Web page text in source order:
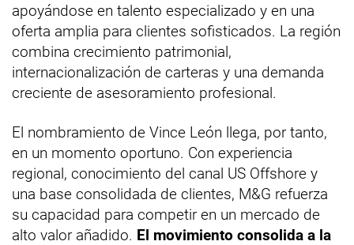
apoyándose en talento especializado y en una
oferta amplia para clientes sofisticados. La región
combina crecimiento patrimonial,
internacionalización de carteras y una demanda
creciente de asesoramiento profesional.
El nombramiento de Vince León llega, por tanto,
en un momento oportuno. Con experiencia
regional, conocimiento del canal US Offshore y
una base consolidada de clientes, M&G refuerza
su capacidad para competir en un mercado de
alto valor añadido. El movimiento consolida a la